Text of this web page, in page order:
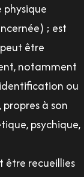
; est
être
notamment
ou
à son
psychique,
être recueillies